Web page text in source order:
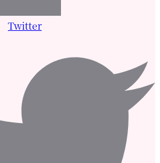
Twitter